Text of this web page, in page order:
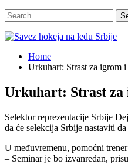
Home
Urkuhart: Strast za igrom
Urkuhart: Strast za
Selektor reprezentacije Srbije
da će selekcija Srbije nastaviti
U međuvremenu, pomoćni
– Seminar je bo izvanredan,